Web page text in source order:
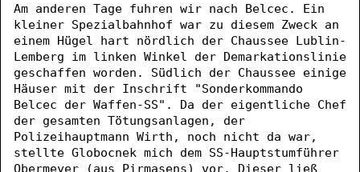
Am anderen Tage fuhren wir nach Belcec. Ein
kleiner Spezialbahnhof war zu diesem Zweck an
einem Hügel hart nördlich der Chaussee Lublin-
Lemberg im linken Winkel der Demarkationslinie
geschaffen worden. Südlich der Chaussee einige
Häuser mit der Inschrift "Sonderkommando
Belcec der Waffen-SS". Da der eigentliche Chef
der gesamten Tötungsanlagen, der
Polizeihauptmann Wirth, noch nicht da war,
stellte Globocnek mich dem SS-Hauptstumführer
Obermeyer (aus Pirmasens) vor. Dieser ließ